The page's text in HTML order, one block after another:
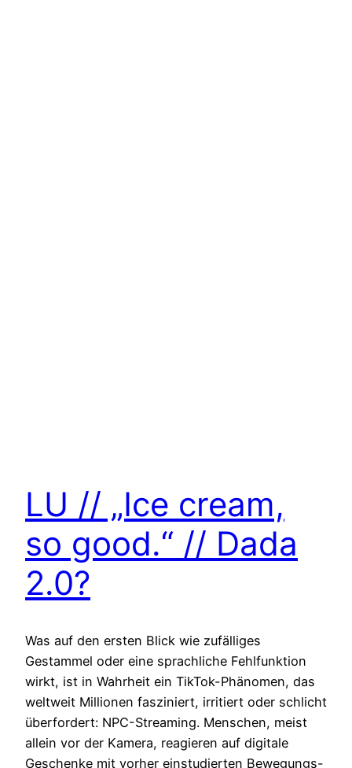
LU // „Ice cream,
so good.“ // Dada
2.0?
Was auf den ersten Blick wie zufälliges
Gestammel oder eine sprachliche Fehlfunktion
wirkt, ist in Wahrheit ein TikTok-Phänomen, das
weltweit Millionen fasziniert, irritiert oder schlicht
überfordert: NPC-Streaming. Menschen, meist
allein vor der Kamera, reagieren auf digitale
Geschenke mit vorher einstudierten Bewegungs-